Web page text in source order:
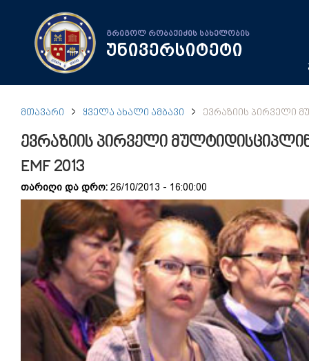
გრიგოლ რობაქიძის სახელობის
უნივერსიტეტი
ᲛᲗᲐᲕᲐᲠᲘ ᲧᲕᲔᲚᲐ ᲐᲮᲐᲚᲘ ᲐᲛᲑᲐᲕᲘ ᲔᲕᲠᲐᲖᲘᲘᲡ ᲞᲘᲠᲕᲔᲚᲘ
ევრაზიის პირველი
EMF 2013
თარიღი და დრო: 26/10/2013 - 16:00:00